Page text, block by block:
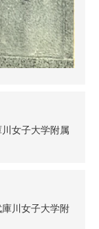
女子大学附属
川女子大学附